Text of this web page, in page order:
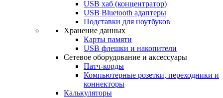
USB хаб (концентратор)
USB Bluetooth адаптеры
Подставки для ноутбуков
Хранение данных
Карты памяти
USB флешки и накопители
Сетевое оборудование и аксессуары
Патч-корды
Компьютерные розетки, переходники и
коннекторы
Калькуляторы